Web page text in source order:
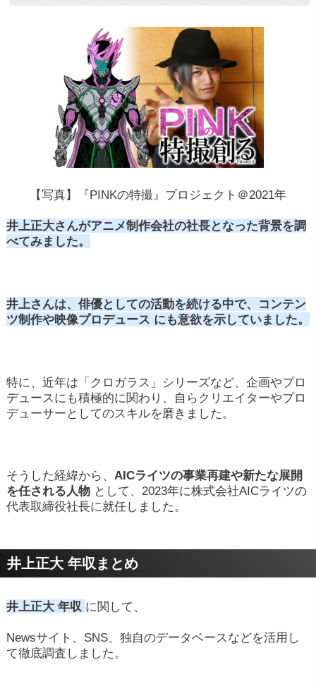
【写真】『PINKの特撮』プロジェクト＠2021年
井上正大さんがアニメ制作会社の社長となった背景を調
べてみました。
井上さんは、俳優としての活動を続ける中で、コンテン
ツ制作や映像プロデュース にも意欲を示していました。
特に、近年は「クロガラス」シリーズなど、企画やプロ
デュースにも積極的に関わり、自らクリエイターやプロ
デューサーとしてのスキルを磨きました。
そうした経緯から、 AICライツの事業再建や新たな展開
を任される人物 として、2023年に株式会社AICライツの
代表取締役社長に就任しました。
井上正大 年収まとめ
井上正大 年収 に関して、
Newsサイト、SNS、独自のデータベースなどを活用し
て徹底調査しました。